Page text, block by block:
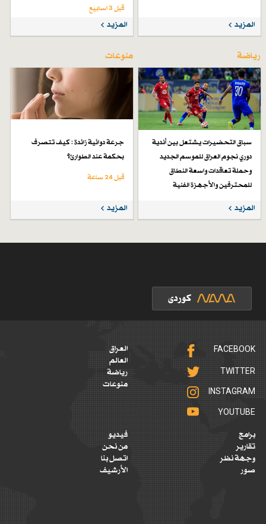
المزيد
قبل 3 اسابیع
المزيد
رياضة
سباق التحضيرات يشتعل بين أندية
دوري نجوم العراق للموسم الجديد
وحملة تعاقدات واسعة النطاق
للمحترفين والأجهزة الفنية
قبل 5 أيام
المزيد
منوعات
جرعة دوائية زائدة : كيف تتصرف
بحكمة عند الطوارئ؟
قبل 24 ساعة
المزيد
FACEBOOK
TWITTER
INSTAGRAM
YOUTUBE
العراق
العالم
رياضة
منوعات
برامج
تقارير
وجهة نظر
صور
فيديو
من نحن
اتصل بنا
الأرشيف